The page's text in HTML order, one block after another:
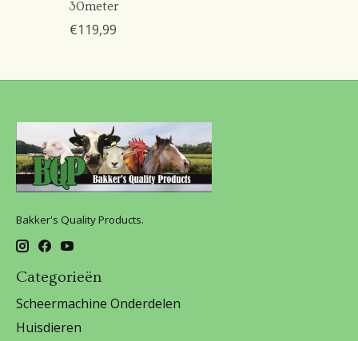
30meter
€119,99
Bakker's Quality Products.
Categorieën
Scheermachine Onderdelen
Huisdieren